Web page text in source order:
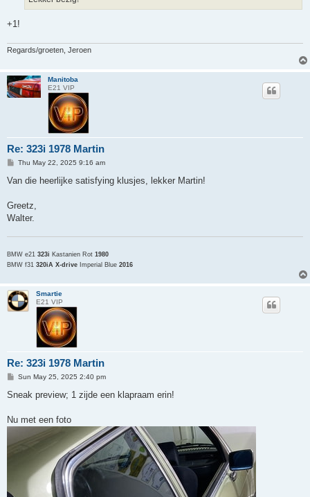
+1!
Regards/groeten, Jeroen
Manitoba
E21 VIP
Re: 323i 1978 Martin
P
s
Thu May 22, 2025 9:16 am
Van die heerlijke satisfying klusjes, lekker Martin!
Greetz,
Walter.
BMW e21 323i Kastanien Rot 1980
BMW f31 320iA X-drive Imperial Blue 2016
Smartie
E21 VIP
Re: 323i 1978 Martin
P
s
Sun May 25, 2025 2:40 pm
Sneak preview; 1 zijde een klapraam erin!
Nu met een foto